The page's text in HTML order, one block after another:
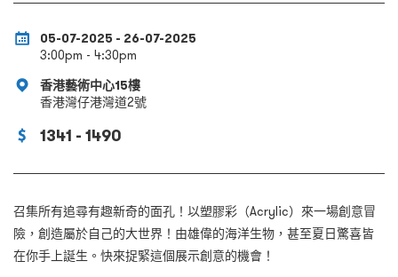
05-07-2025 - 26-07-2025
3:00pm - 4:30pm
香港藝術中心15樓
香港灣仔港灣道2號
1341 - 1490
召集所有追尋有趣新奇的面孔！以塑膠彩（Acrylic）來一場創意冒
險，創造屬於自己的大世界！由雄偉的海洋生物，甚至夏日驚喜皆
在你手上誕生。快來捉緊這個展示創意的機會！